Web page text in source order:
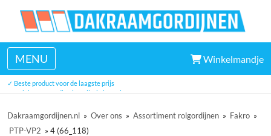
MENU Winkelmandje
✓ Veel uit voorraad leverbaar
✓ Beste product voor de laagste prijs
✓ Unieke eenvoudige installatie in 5 minuten
Dakraamgordijnen.nl » Over ons » Assortiment rolgordijnen » Fakro »
PTP-VP2 » 4 (66_118)